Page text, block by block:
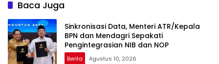
Baca Juga
Sinkronisasi Data, Menteri ATR/Kepala
BPN dan Mendagri Sepakati
Pengintegrasian NIB dan NOP
Berita Agustus 10, 2026